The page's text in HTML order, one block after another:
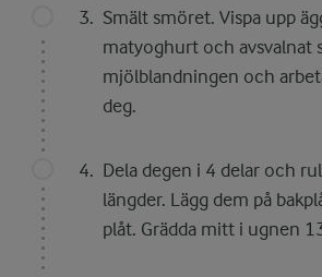
Smält smöret. Vispa upp
matyoghurt och avsvalnat
mjölblandningen och
deg.
Dela degen i 4 delar och
längder. Lägg dem på
plåt. Grädda mitt i ugnen